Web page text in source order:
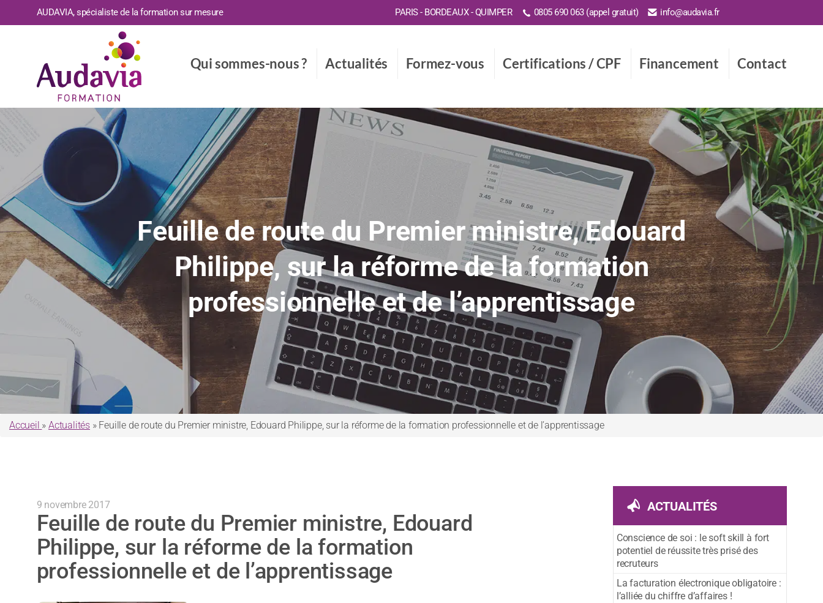
AUDAVIA, spécialiste de la formation sur mesure PARIS - BORDEAUX - QUIMPER 0805 690 063 (appel gratuit) info@audavia.fr
Qui sommes-nous ? Actualités Formez-vous Certifications / CPF Financement Contact
Feuille de route du Premier ministre, Edouard
Philippe, sur la réforme de la formation
professionnelle et de l’apprentissage
Accueil »Actualités » Feuille de route du Premier ministre, Edouard Philippe, sur la réforme de la formation professionnelle et de l’apprentissage
9 novembre 2017
Feuille de route du Premier ministre, Edouard
Philippe, sur la réforme de la formation
professionnelle et de l’apprentissage
ACTUALITÉS
Conscience de soi : le soft skill à fort
potentiel de réussite très prisé des
recruteurs
La facturation électronique obligatoire :
l’alliée du chiffre d’affaires !